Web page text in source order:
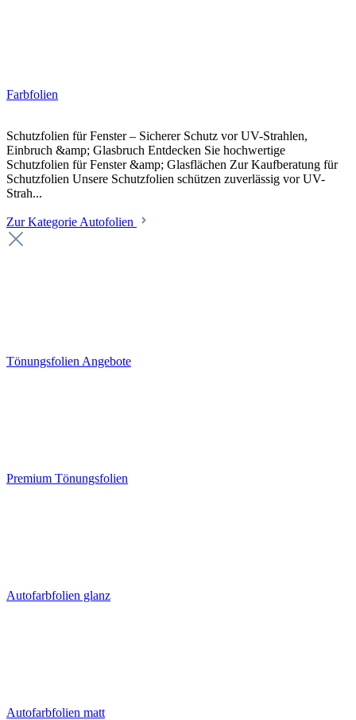
Farbfolien
Schutzfolien für Fenster – Sicherer Schutz vor UV-Strahlen,
Einbruch &amp; Glasbruch Entdecken Sie hochwertige
Schutzfolien für Fenster &amp; Glasflächen Zur Kaufberatung für
Schutzfolien Unsere Schutzfolien schützen zuverlässig vor UV-
Strah...
Zur Kategorie Autofolien
Tönungsfolien Angebote
Premium Tönungsfolien
Autofarbfolien glanz
Autofarbfolien matt